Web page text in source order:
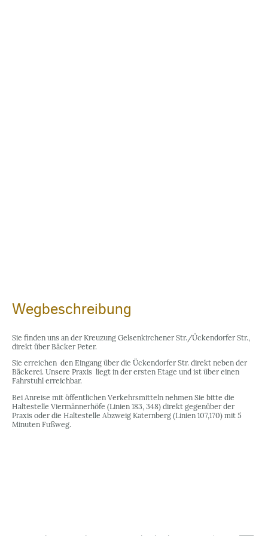
Wegbeschreibung
Sie finden uns an der Kreuzung Gelsenkirchener Str./Ückendorfer Str.,
direkt über Bäcker Peter.
Sie erreichen den Eingang über die Ückendorfer Str. direkt neben der
Bäckerei. Unsere Praxis liegt in der ersten Etage und ist über einen
Fahrstuhl erreichbar.
Bei Anreise mit öffentlichen Verkehrsmitteln nehmen Sie bitte die
Haltestelle Viermännerhöfe (Linien 183, 348) direkt gegenüber der
Praxis oder die Haltestelle Abzweig Katernberg (Linien 107,170) mit 5
Minuten Fußweg.